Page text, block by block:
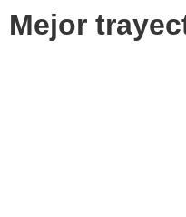
Mejor